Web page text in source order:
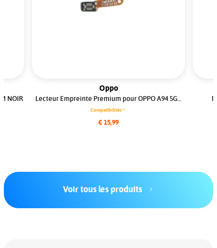
NOIR
Oppo
Lecteur Empreinte Premium pour OPPO A94 5G...
Compatibilités
€ 15,99
Voir tous les produits